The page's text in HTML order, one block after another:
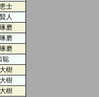
士
人
磨
磨
磨
聡
樹
樹
樹